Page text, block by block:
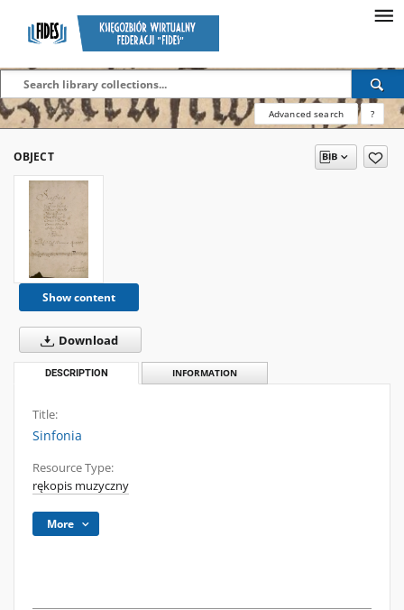
Advanced search ?
OBJECT
Show content
Download
DESCRIPTION INFORMATION
Title:
Sinfonia
Resource Type:
rękopis muzyczny
More